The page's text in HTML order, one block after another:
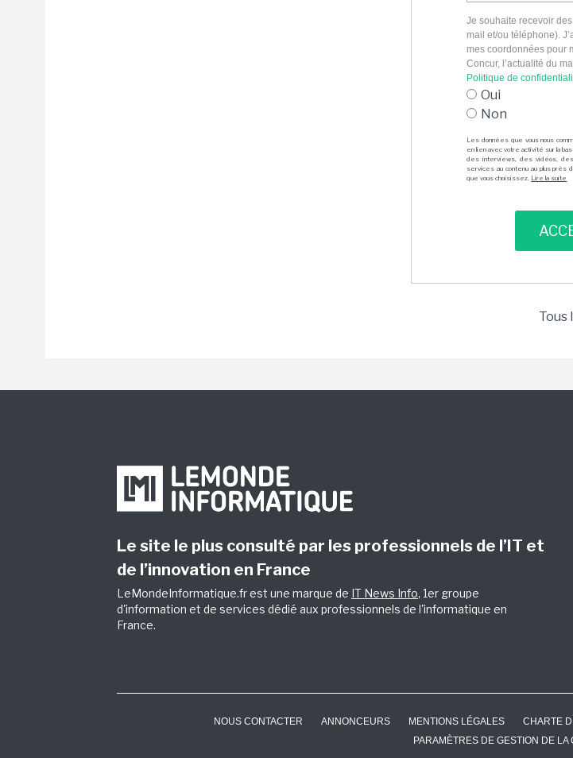
Je souhaite recevoir
mail et/ou téléphone).
mes coordonnées pour
Concur, l’actualité du
Politique de
Oui
Non
Les données que vous nous
en lien avec votre activité sur la
des interviews, des vidéos,
services au contenu au plus près
que vous choisissez. Lire la suite
Tous
Le site le plus consulté par les professionnels de l’IT et
de l’innovation en France
LeMondeInformatique.fr est une marque de IT News Info, 1er groupe
d'information et de services dédié aux professionnels de l'informatique en
France.
NOUS CONTACTER ANNONCEURS MENTIONS LÉGALES CHARTE
PARAMÈTRES DE GESTION DE LA